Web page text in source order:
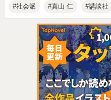
社会派 真山 仁 講談社